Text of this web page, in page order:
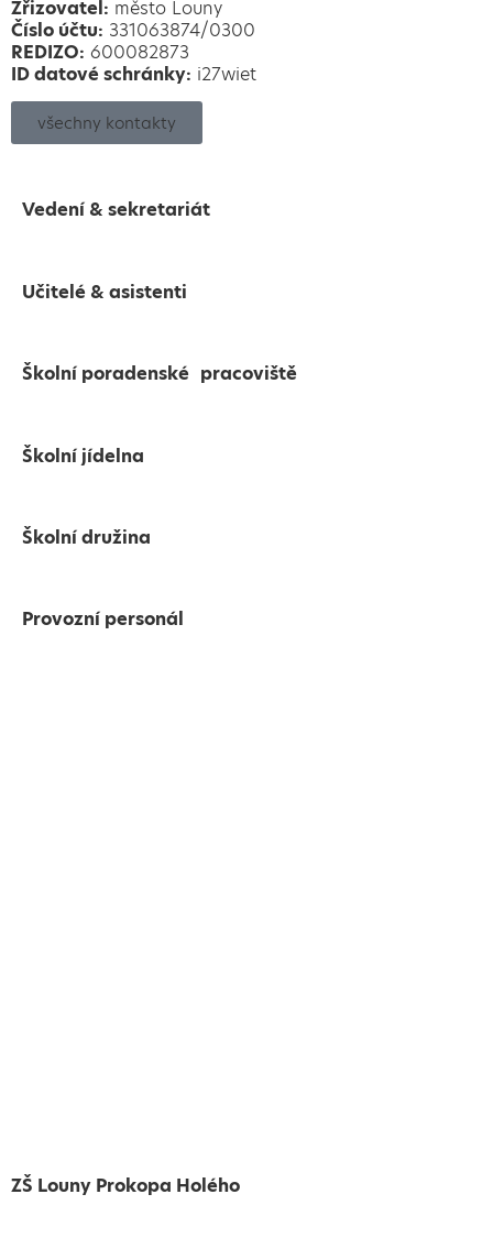
Zřizovatel: město Louny
Číslo účtu: 331063874/0300
REDIZO: 600082873
ID datové schránky: i27wiet
všechny kontakty
Vedení & sekretariát
Učitelé & asistenti
Školní poradenské pracoviště
Školní jídelna
Školní družina
Provozní personál
ZŠ Louny Prokopa Holého